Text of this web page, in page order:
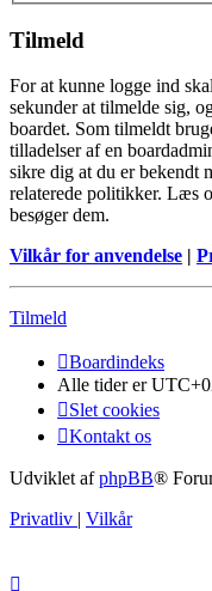
Tilmeld
For at kunne logge ind
sekunder at tilmelde sig,
boardet. Som tilmeldt
tilladelser af en
sikre dig at du er bekendt
relaterede politikker. Læs
besøger dem.
Vilkår for anvendelse |
Tilmeld
Boardindeks
Alle tider er
Slet cookies
Kontakt os
Udviklet afphpBB®
Privatliv | Vilkår